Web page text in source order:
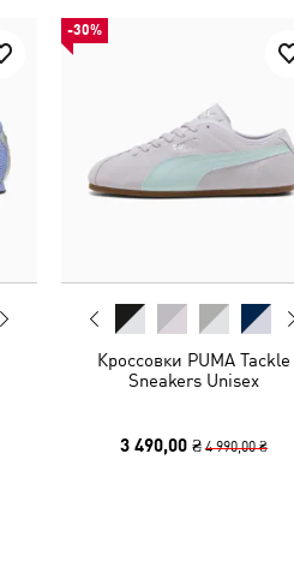
-30%
Кроссовки PUMA Tackle
Sneakers Unisex
3 490,00 ₴ 4 990,00 ₴